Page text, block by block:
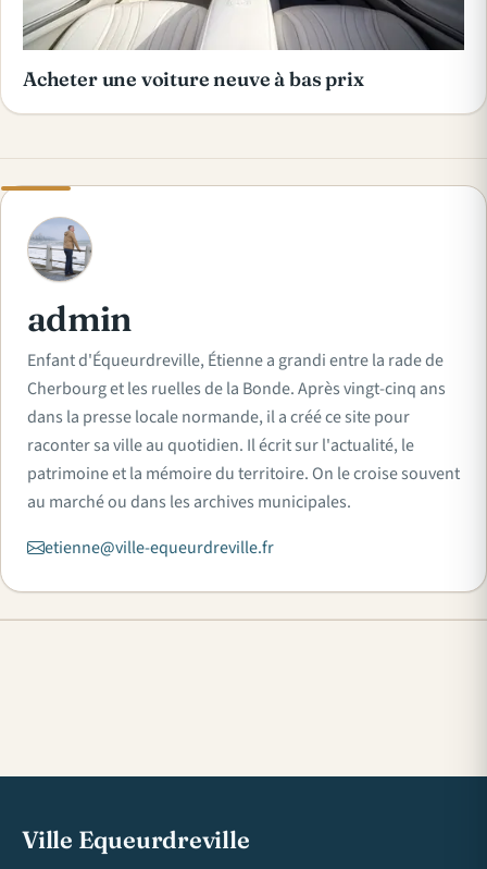
Acheter une voiture neuve à bas prix
A
admin
Enfant d'Équeurdreville, Étienne a grandi entre la rade de
Cherbourg et les ruelles de la Bonde. Après vingt-cinq ans
dans la presse locale normande, il a créé ce site pour
raconter sa ville au quotidien. Il écrit sur l'actualité, le
patrimoine et la mémoire du territoire. On le croise souvent
au marché ou dans les archives municipales.
etienne@ville-equeurdreville.fr
Ville Equeurdreville